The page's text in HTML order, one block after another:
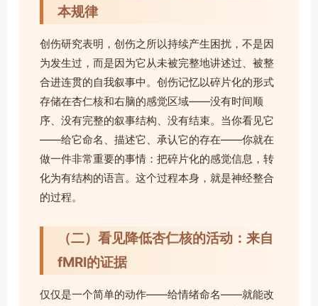
本规律
创伤研究表明，创伤之所以持续产生困扰，不是因
为发生过，而是因为它从未被完整地讲述过、被整
合进连贯的自我叙事中。创伤记忆以碎片化的形式
存储在杏仁核和右脑的感觉区域——没有时间顺
序、没有完整的叙事结构、没有结束。当你看见它
——给它命名、描述它、承认它的存在——你就在
做一件非常重要的事情：把碎片化的感觉信息，转
化为有结构的语言。这个过程本身，就是神经整合
的过程。
（二）看见降低杏仁核的活动：来自
fMRI的证据
仅仅是一个简单的动作——给情绪命名——就能改